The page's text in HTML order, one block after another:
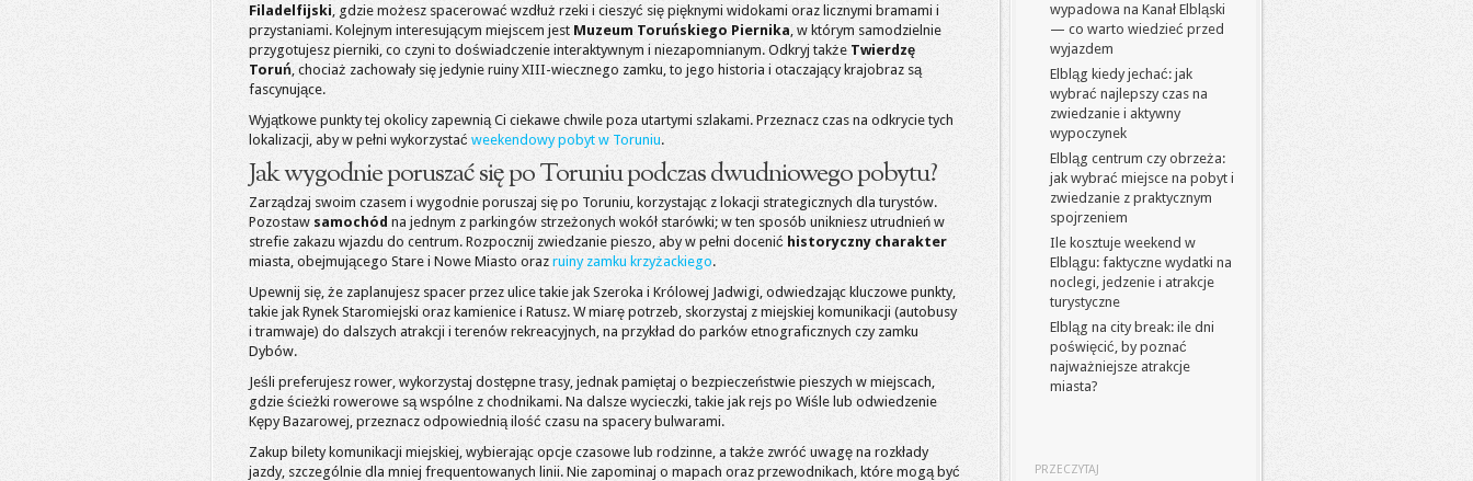
Filadelfijski, gdzie możesz spacerować wzdłuż rzeki i cieszyć się pięknymi widokami oraz licznymi bramami i
przystaniami. Kolejnym interesującym miejscem jest Muzeum Toruńskiego Piernika, w którym samodzielnie
przygotujesz pierniki, co czyni to doświadczenie interaktywnym i niezapomnianym. Odkryj także Twierdzę
Toruń, chociaż zachowały się jedynie ruiny XIII-wiecznego zamku, to jego historia i otaczający krajobraz są
fascynujące.
Wyjątkowe punkty tej okolicy zapewnią Ci ciekawe chwile poza utartymi szlakami. Przeznacz czas na odkrycie tych
lokalizacji, aby w pełni wykorzystać weekendowy pobyt w Toruniu.
Jak wygodnie poruszać się po Toruniu podczas dwudniowego pobytu?
Zarządzaj swoim czasem i wygodnie poruszaj się po Toruniu, korzystając z lokacji strategicznych dla turystów.
Pozostaw samochód na jednym z parkingów strzeżonych wokół starówki; w ten sposób unikniesz utrudnień w
strefie zakazu wjazdu do centrum. Rozpocznij zwiedzanie pieszo, aby w pełni docenić historyczny charakter
miasta, obejmującego Stare i Nowe Miasto oraz ruiny zamku krzyżackiego.
Upewnij się, że zaplanujesz spacer przez ulice takie jak Szeroka i Królowej Jadwigi, odwiedzając kluczowe punkty,
takie jak Rynek Staromiejski oraz kamienice i Ratusz. W miarę potrzeb, skorzystaj z miejskiej komunikacji (autobusy
i tramwaje) do dalszych atrakcji i terenów rekreacyjnych, na przykład do parków etnograficznych czy zamku
Dybów.
Jeśli preferujesz rower, wykorzystaj dostępne trasy, jednak pamiętaj o bezpieczeństwie pieszych w miejscach,
gdzie ścieżki rowerowe są wspólne z chodnikami. Na dalsze wycieczki, takie jak rejs po Wiśle lub odwiedzenie
Kępy Bazarowej, przeznacz odpowiednią ilość czasu na spacery bulwarami.
Zakup bilety komunikacji miejskiej, wybierając opcje czasowe lub rodzinne, a także zwróć uwagę na rozkłady
jazdy, szczególnie dla mniej frequentowanych linii. Nie zapominaj o mapach oraz przewodnikach, które mogą być
wypadowa na Kanał Elbląski
— co warto wiedzieć przed
wyjazdem
Elbląg kiedy jechać: jak
wybrać najlepszy czas na
zwiedzanie i aktywny
wypoczynek
Elbląg centrum czy obrzeża:
jak wybrać miejsce na pobyt i
zwiedzanie z praktycznym
spojrzeniem
Ile kosztuje weekend w
Elblągu: faktyczne wydatki na
noclegi, jedzenie i atrakcje
turystyczne
Elbląg na city break: ile dni
poświęcić, by poznać
najważniejsze atrakcje
miasta?
PRZECZYTAJ